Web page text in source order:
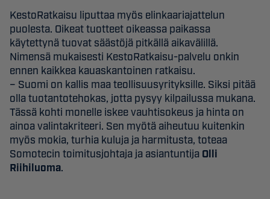
KestoRatkaisu liputtaa myös elinkaariajattelun
puolesta. Oikeat tuotteet oikeassa paikassa
käytettynä tuovat säästöjä pitkällä aikavälillä.
Nimensä mukaisesti KestoRatkaisu-palvelu onkin
ennen kaikkea kauaskantoinen ratkaisu.
– Suomi on kallis maa teollisuusyrityksille. Siksi pitää
olla tuotantotehokas, jotta pysyy kilpailussa mukana.
Tässä kohti monelle iskee vauhtisokeus ja hinta on
ainoa valintakriteeri. Sen myötä aiheutuu kuitenkin
myös mokia, turhia kuluja ja harmitusta, toteaa
Somotecin toimitusjohtaja ja asiantuntija Olli
Riihiluoma.